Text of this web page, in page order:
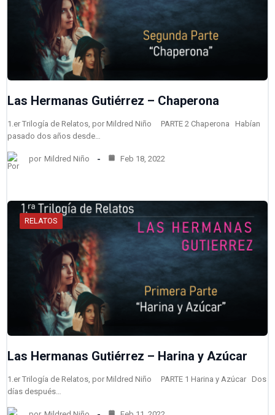
Las Hermanas Gutiérrez – Chaperona
1.er Trilogía de Relatos, por Mildred Niño PARTE 2 Chaperona Habían
pasado dos años desde…
por Mildred Niño Feb 18, 2022
RELATOS
Las Hermanas Gutiérrez – Harina y Azúcar
1.er Trilogía de Relatos, por Mildred Niño PARTE 1 Harina y Azúcar Dos
días después…